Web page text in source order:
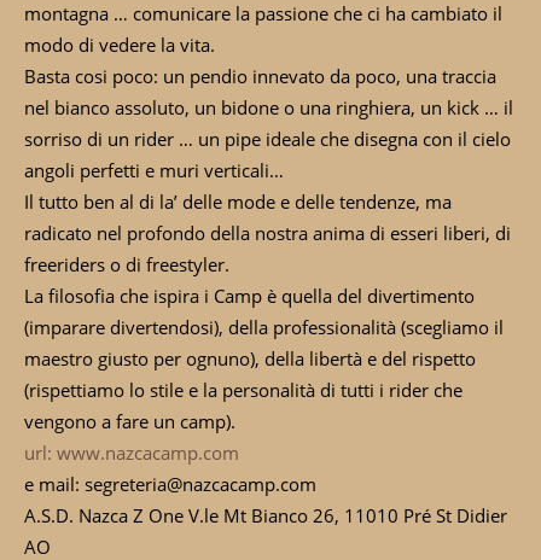
montagna … comunicare la passione che ci ha cambiato il
modo di vedere la vita.
Basta cosi poco: un pendio innevato da poco, una traccia
nel bianco assoluto, un bidone o una ringhiera, un kick … il
sorriso di un rider … un pipe ideale che disegna con il cielo
angoli perfetti e muri verticali…
Il tutto ben al di la’ delle mode e delle tendenze, ma
radicato nel profondo della nostra anima di esseri liberi, di
freeriders o di freestyler.
La filosofia che ispira i Camp è quella del divertimento
(imparare divertendosi), della professionalità (scegliamo il
maestro giusto per ognuno), della libertà e del rispetto
(rispettiamo lo stile e la personalità di tutti i rider che
vengono a fare un camp).
url: www.nazcacamp.com
e mail: segreteria@nazcacamp.com
A.S.D. Nazca Z One V.le Mt Bianco 26, 11010 Pré St Didier
AO